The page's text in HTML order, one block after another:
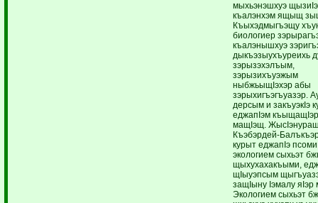
мыхьэнэшхуэ
къалэнхэм ящыщ
Къыхэдмыгъэщу
биологиер
къалэнышхуэ
дыкъэзыухъуреихь
зэрызэхэлъым,
зэрызихъуэжым
ныбжьыщIэхэр абы
зэрыхигъэгъуазэр.
дерсым и закъуэкIэ
еджапIэм къыщащIэр
мащIэщ.
Къэбэрдей-
курыт еджапIэ псоми
экологием сыхьэт
щыхухахакъыми,
щIыуэпсым
защIыну Iэмалу
Экологием сыхьэт